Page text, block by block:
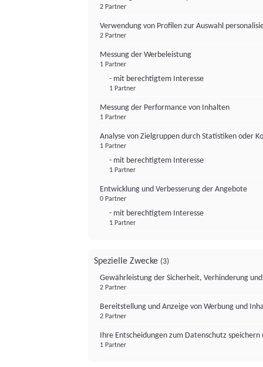
2 Partner
Verwendung von Profilen zur Auswahl
2 Partner
Messung der Werbeleistung
1 Partner
- mit berechtigtem Interesse
1 Partner
Messung der Performance von Inhalten
1 Partner
Analyse von Zielgruppen durch Statistiken oder
1 Partner
- mit berechtigtem Interesse
1 Partner
Entwicklung und Verbesserung der Angebote
0 Partner
- mit berechtigtem Interesse
1 Partner
Spezielle Zwecke (3)
Gewährleistung der Sicherheit, Verhinderung
2 Partner
Bereitstellung und Anzeige von Werbung und
2 Partner
Ihre Entscheidungen zum Datenschutz
1 Partner